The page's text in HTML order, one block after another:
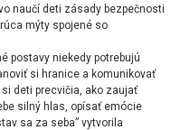
naučí deti zásady bezpečnosti
mýty spojené so
postavy niekedy potrebujú
si hranice a komunikovať
deti precvičia, ako zaujať
silný hlas, opísať emócie
sa za seba” vytvorila